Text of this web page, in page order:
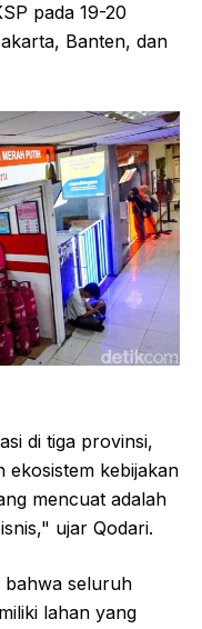
pada 19-20
Banten, dan
di tiga provinsi,
ekosistem kebijakan
mencuat adalah
ujar Qodari.
bahwa seluruh
lahan yang